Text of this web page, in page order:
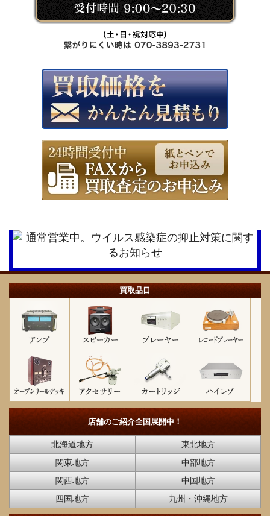
買取品目
店舗のご紹介全国展開中！
北海道地方
東北地方
関東地方
中部地方
関西地方
中国地方
四国地方
九州・沖縄地方